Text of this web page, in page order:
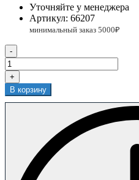
Уточняйте у менеджера
Артикул: 66207
-
+
В корзину